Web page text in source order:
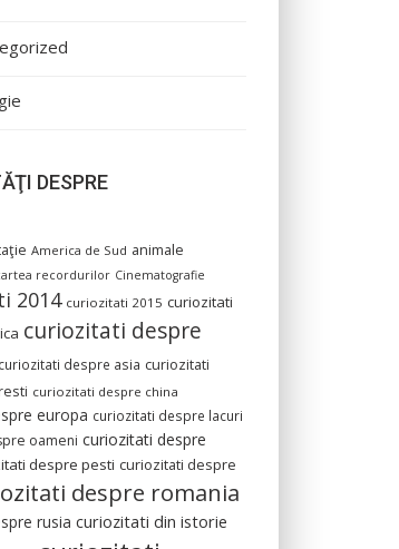
DESPRE
America de Sud animale
recordurilor Cinematografie
2014 curiozitati 2015 curiozitati
curiozitati despre
curiozitati despre asia curiozitati
curiozitati despre china
europa curiozitati despre lacuri
oameni curiozitati despre
despre pesti curiozitati despre
despre romania
rusia curiozitati din istorie